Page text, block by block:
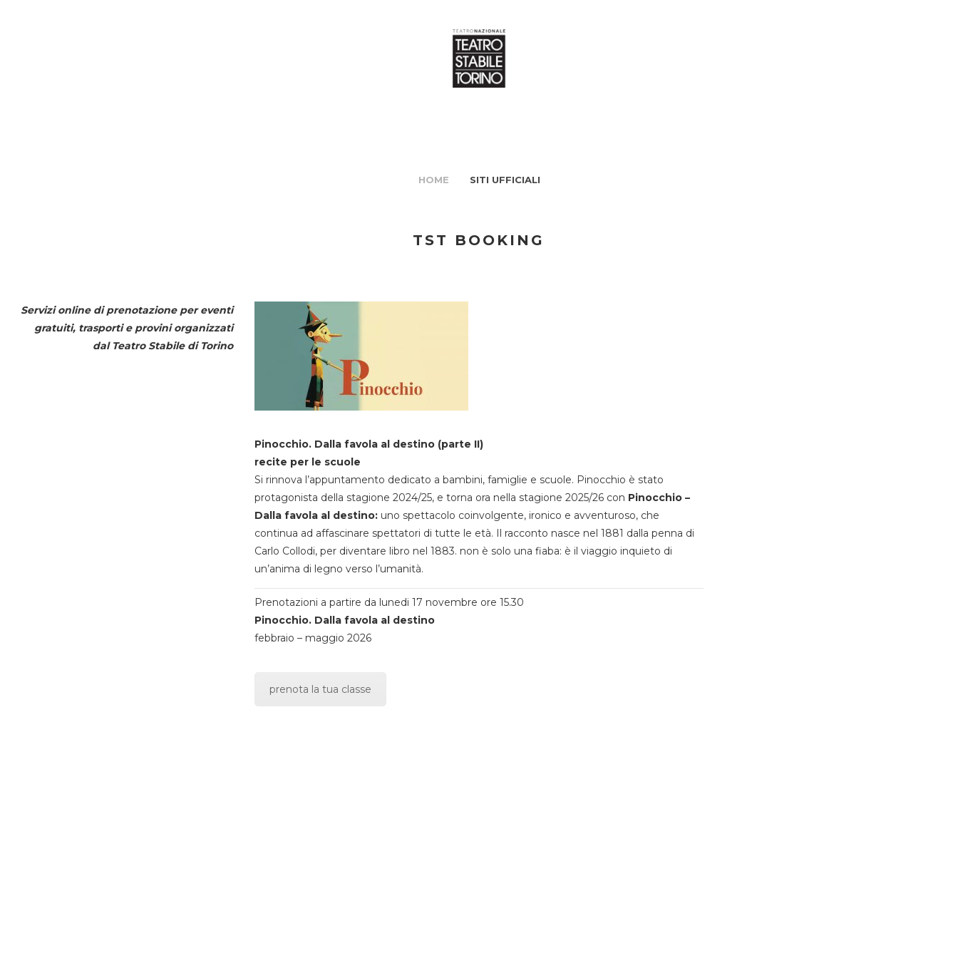
HOME SITI UFFICIALI
TST BOOKING
Servizi online di prenotazione per eventi
gratuiti, trasporti e provini organizzati
dal Teatro Stabile di Torino
Pinocchio. Dalla favola al destino (parte II)
recite per le scuole
Si rinnova l’appuntamento dedicato a bambini, famiglie e scuole. Pinocchio è stato
protagonista della stagione 2024/25, e torna ora nella stagione 2025/26 con Pinocchio –
Dalla favola al destino:uno spettacolo coinvolgente, ironico e avventuroso, che
continua ad affascinare spettatori di tutte le età. Il racconto nasce nel 1881 dalla penna di
Carlo Collodi, per diventare libro nel 1883. non è solo una fiaba: è il viaggio inquieto di
un’anima di legno verso l’umanità.
Prenotazioni a partire da lunedi 17 novembre ore 15.30
Pinocchio. Dalla favola al destino
febbraio – maggio 2026
prenota la tua classe